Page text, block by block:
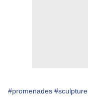
#promenades #sculpture